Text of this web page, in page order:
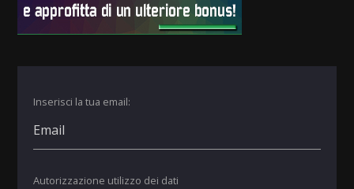
Inserisci la tua email:
Autorizzazione utilizzo dei dati